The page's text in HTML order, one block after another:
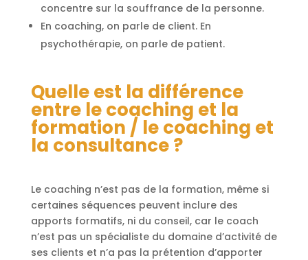
concentre sur la souffrance de la personne.
En coaching, on parle de client. En
psychothérapie, on parle de patient.
Quelle est la différence
entre le coaching et la
formation / le coaching et
la consultance ?
Le coaching n’est pas de la formation, même si
certaines séquences peuvent inclure des
apports formatifs, ni du conseil, car le coach
n’est pas un spécialiste du domaine d’activité de
ses clients et n’a pas la prétention d’apporter